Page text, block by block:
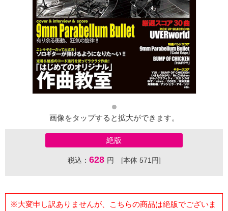
画像をタップすると拡大ができます。
絶版
税込： 628 円 [本体 571円]
※大変申し訳ありませんが、こちらの商品は絶版でございま